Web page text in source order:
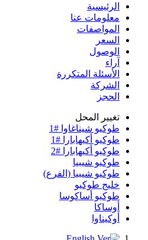
الرئيسية
معلومات عنا
المواصفات
السعر
الوصول
آراء
الأسئلة المتكررة
الشركة
الحجز
تغيير المحل
طوكيو شيناغاوا #1
طوكيو أكيهابارا #1
طوكيو أكيهابارا #2
طوكيو شيبيا
طوكيو شيبيا (الفرع)
خليج طوكيو
طوكيو أساكوسا
أوساكا
أوكيناوا